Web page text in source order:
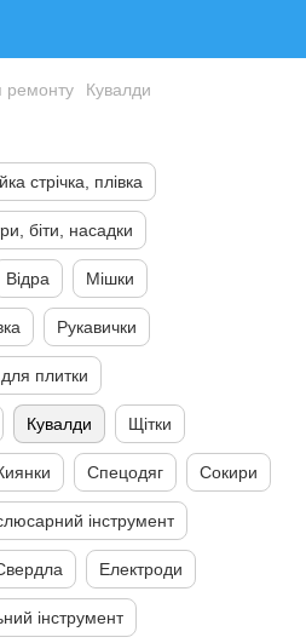
ремонту Кувалди
стрічка, плівка
біти, насадки
Відра Мішки
Рукавички
плитки
Кувалди Щітки
Спецодяг Сокири
інструмент
Електроди
інструмент